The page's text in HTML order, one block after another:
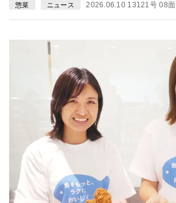
惣菜 ニュース 2026.06.10 13121号 08面